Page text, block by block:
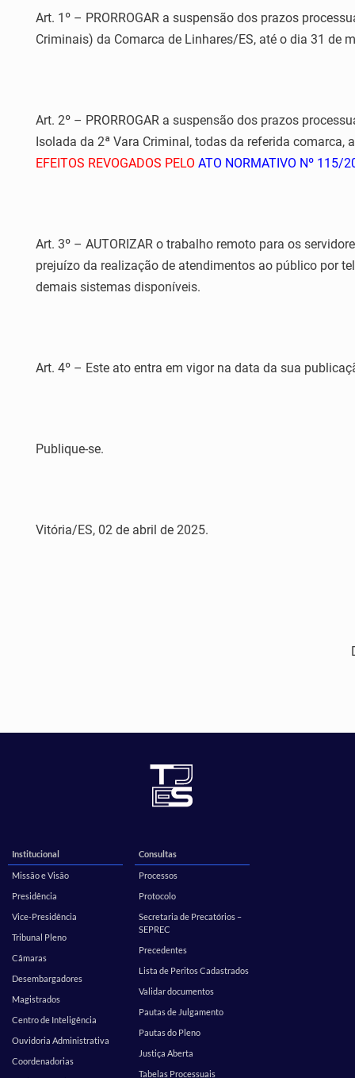
Art. 1º – PRORROGAR a suspensão dos prazos
Criminais) da Comarca de Linhares/ES, até o dia 31 de
Art. 2º – PRORROGAR a suspensão dos prazos
Isolada da 2ª Vara Criminal, todas da referida comarca,
EFEITOS REVOGADOS PELO ATO NORMATIVO Nº 115/
Art. 3º – AUTORIZAR o trabalho remoto para os
prejuízo da realização de atendimentos ao público por
demais sistemas disponíveis.
Art. 4º – Este ato entra em vigor na data da sua
Publique-se.
Vitória/ES, 02 de abril de 2025.
Institucional
Missão e Visão
Presidência
Vice-Presidência
Tribunal Pleno
Câmaras
Desembargadores
Magistrados
Centro de Inteligência
Ouvidoria Administrativa
Coordenadorias
Consultas
Processos
Protocolo
Secretaria de Precatórios –
SEPREC
Precedentes
Lista de Peritos Cadastrados
Validar documentos
Pautas de Julgamento
Pautas do Pleno
Justiça Aberta
Tabelas Processuais